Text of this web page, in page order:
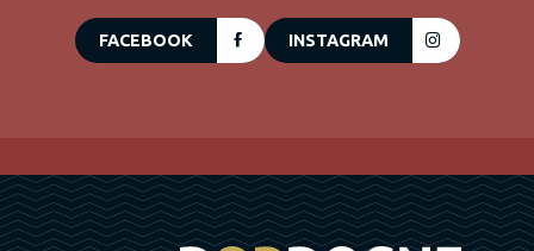
FACEBOOK INSTAGRAM